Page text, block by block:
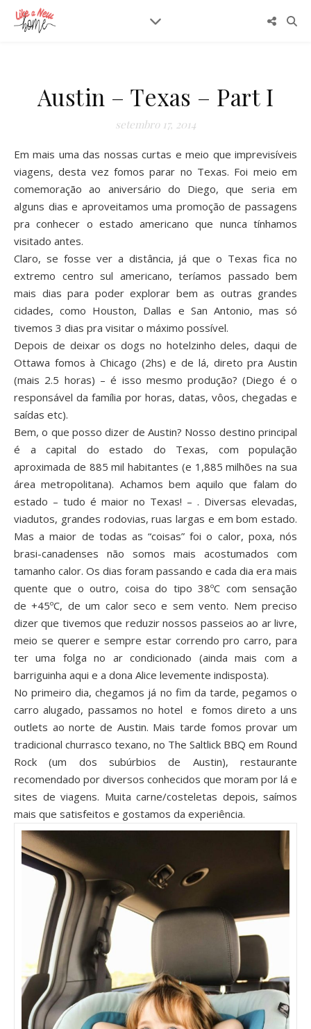
Austin – Texas – Part I
setembro 17, 2014
Em mais uma das nossas curtas e meio que imprevisíveis
viagens, desta vez fomos parar no Texas. Foi meio em
comemoração ao aniversário do Diego, que seria em
alguns dias e aproveitamos uma promoção de passagens
pra conhecer o estado americano que nunca tínhamos
visitado antes.
Claro, se fosse ver a distância, já que o Texas fica no
extremo centro sul americano, teríamos passado bem
mais dias para poder explorar bem as outras grandes
cidades, como Houston, Dallas e San Antonio, mas só
tivemos 3 dias pra visitar o máximo possível.
Depois de deixar os dogs no hotelzinho deles, daqui de
Ottawa fomos à Chicago (2hs) e de lá, direto pra Austin
(mais 2.5 horas) – é isso mesmo produção? (Diego é o
responsável da família por horas, datas, vôos, chegadas e
saídas etc).
Bem, o que posso dizer de Austin? Nosso destino principal
é a capital do estado do Texas, com população
aproximada de 885 mil habitantes (e 1,885 milhões na sua
área metropolitana). Achamos bem aquilo que falam do
estado – tudo é maior no Texas! – . Diversas elevadas,
viadutos, grandes rodovias, ruas largas e em bom estado.
Mas a maior de todas as “coisas” foi o calor, poxa, nós
brasi-canadenses não somos mais acostumados com
tamanho calor. Os dias foram passando e cada dia era mais
quente que o outro, coisa do tipo 38ºC com sensação
de +45ºC, de um calor seco e sem vento. Nem preciso
dizer que tivemos que reduzir nossos passeios ao ar livre,
meio se querer e sempre estar correndo pro carro, para
ter uma folga no ar condicionado (ainda mais com a
barriguinha aqui e a dona Alice levemente indisposta).
No primeiro dia, chegamos já no fim da tarde, pegamos o
carro alugado, passamos no hotel e fomos direto a uns
outlets ao norte de Austin. Mais tarde fomos provar um
tradicional churrasco texano, no The Saltlick BBQ em Round
Rock (um dos subúrbios de Austin), restaurante
recomendado por diversos conhecidos que moram por lá e
sites de viagens. Muita carne/costeletas depois, saímos
mais que satisfeitos e gostamos da experiência.